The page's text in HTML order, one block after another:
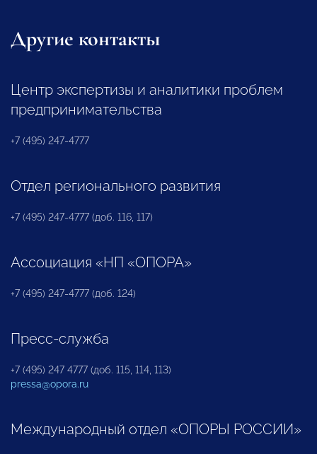
Другие контакты
Центр экспертизы и аналитики проблем
предпринимательства
+7 (495) 247-4777
Отдел регионального развития
+7 (495) 247-4777 (доб. 116, 117)
Ассоциация «НП «ОПОРА»
+7 (495) 247-4777 (доб. 124)
Пресс-служба
+7 (495) 247 4777 (доб. 115, 114, 113)
pressa@opora.ru
Международный отдел «ОПОРЫ РОССИИ»